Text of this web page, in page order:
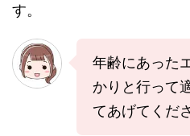
す。
年齢にあった
かりと行って
てあげてくだ